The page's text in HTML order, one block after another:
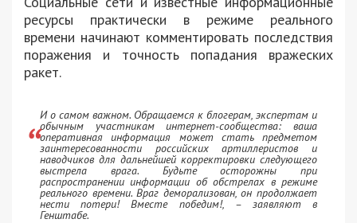
ресурсы практически в режиме реального
времени начинают комментировать последствия
поражения и точность попадания вражеских
ракет.
И о самом важном. Обращаемся к блогерам, экспертам и
обычным участникам интернет-сообщества: ваша
оперативная информация может стать предметом
заинтересованности российских артиллеристов и
наводчиков для дальнейшей корректировки следующего
выстрела врага. Будьте осторожны при
распространении информации об обстрелах в режиме
реального времени. Враг деморализован, он продолжает
нести потери! Вместе победим!, – заявляют в
Генштабе.